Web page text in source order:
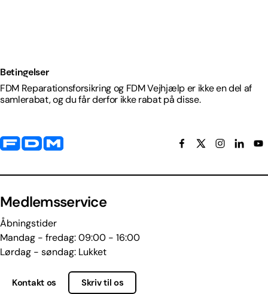
Betingelser
FDM Reparationsforsikring og FDM Vejhjælp er ikke en del af
samlerabat, og du får derfor ikke rabat på disse.
Yderligere information og kontaktoplysninger
Medlemsservice
Åbningstider
Mandag - fredag: 09:00 - 16:00
Lørdag - søndag: Lukket
Kontakt os Skriv til os